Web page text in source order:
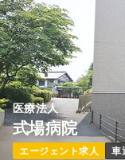
時間 8:30～17:30
4週8休以上
月給32万円以上可
気に
ICU系正看護師
医療法人
式場病院
エージェント求人 車